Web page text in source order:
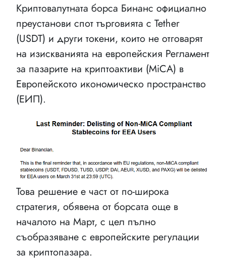
Криптовалутната борса Бинанс официално
преустанови спот търговията с Tether
(USDT) и други токени, които не отговарят
на изискванията на европейския Регламент
за пазарите на криптоактиви (MiCA) в
Европейското икономическо пространство
(ЕИП).
Това решение е част от по-широка
стратегия, обявена от борсата още в
началото на Март, с цел пълно
съобразяване с европейските регулации
за криптопазара.